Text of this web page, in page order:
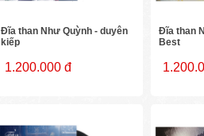
Đĩa than Như Quỳnh - duyên
kiếp
1.200.000 đ
Đĩa than
Best